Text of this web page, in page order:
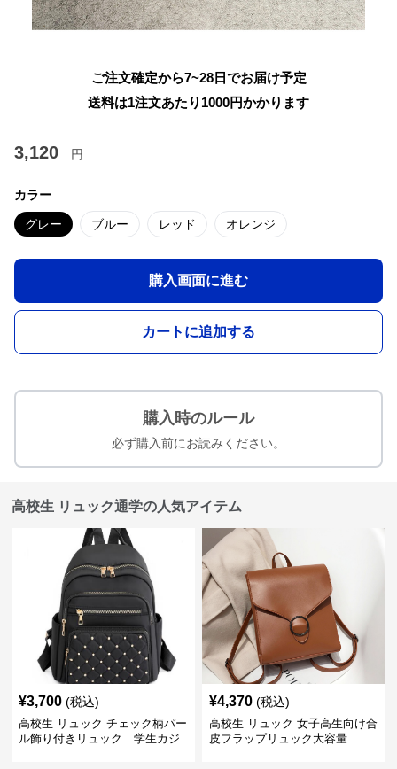
ご注文確定から7~28日でお届け予定
送料は1注文あたり 1000円かかります
3,120 円
カラー
グレー ブルー レッド オレンジ
購入画面に進む
カートに追加する
購入時のルール
必ず購入前にお読みください。
高校生 リュック通学の人気アイテム
¥3,700 (税込)
高校生 リュック チェック柄パー
ル飾り付きリュック 学生カジ
¥4,370 (税込)
高校生 リュック 女子高生向け合
皮フラップリュック大容量